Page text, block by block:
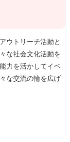
ウトリーチ活動と
な社会文化活動を
力を活かしてイベ
な交流の輪を広げ